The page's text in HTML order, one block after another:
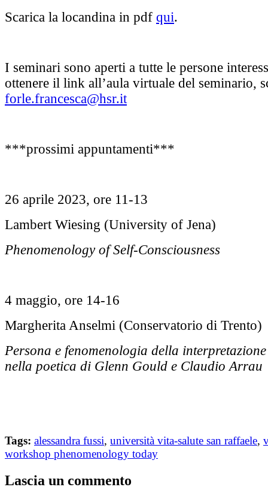
Scarica la locandina in pdf qui.
I seminari sono aperti a tutte le persone
ottenere il link all’aula virtuale del seminario,
forle.francesca@hsr.it
***prossimi appuntamenti***
26 aprile 2023, ore 11-13
Lambert Wiesing (University of Jena)
Phenomenology of Self-Consciousness
4 maggio, ore 14-16
Margherita Anselmi (Conservatorio di Trento)
Persona e fenomenologia della
nella poetica di Glenn Gould e Claudio Arrau
Tags: alessandra fussi, università vita-salute san raffaele,
workshop phenomenology today
Lascia un commento